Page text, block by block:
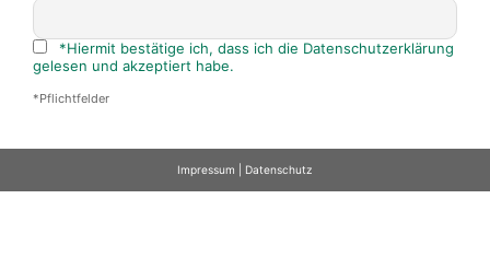
*Hiermit bestätige ich, dass ich die Datenschutzerklärung
gelesen und akzeptiert habe.
*Pflichtfelder
Impressum Datenschutz